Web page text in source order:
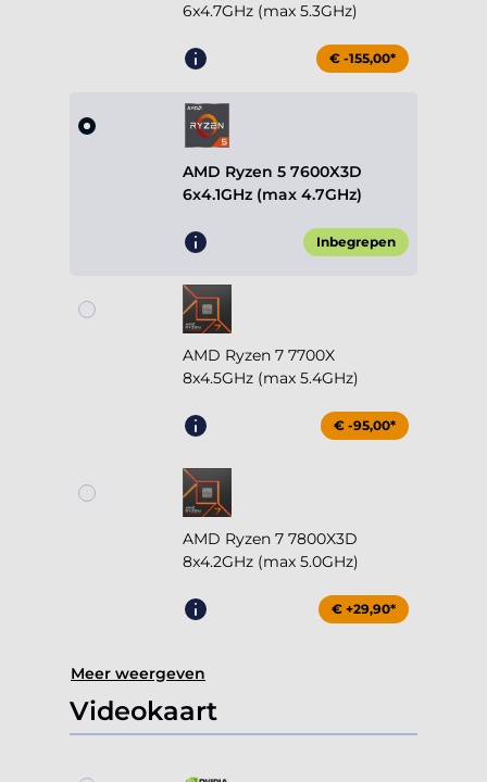
6x4.7GHz (max 5.3GHz)
€ -155,00*
AMD Ryzen 5 7600X3D
6x4.1GHz (max 4.7GHz)
Inbegrepen
AMD Ryzen 7 7700X
8x4.5GHz (max 5.4GHz)
€ -95,00*
AMD Ryzen 7 7800X3D
8x4.2GHz (max 5.0GHz)
€ +29,90*
Meer weergeven
Videokaart